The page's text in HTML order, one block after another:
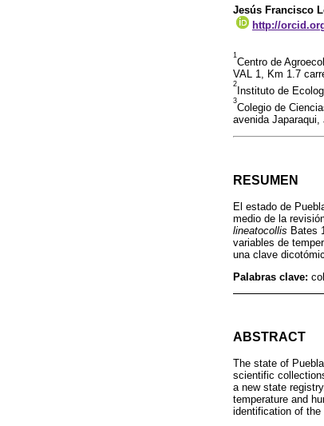
Jesús Francisco
http://
1
Centro de
VAL 1, Km 1.7
2
Instituto de
3
Colegio de
avenida
RESUMEN
El estado de
medio de la
lineatocollis Bates
variables de
una clave
Palabras clave:
ABSTRACT
The state of
scientific
a new state
temperature and
identification of the